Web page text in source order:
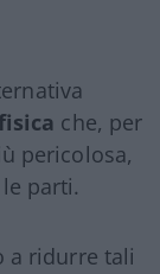
che, per
pericolosa,
parti.
a ridurre tali